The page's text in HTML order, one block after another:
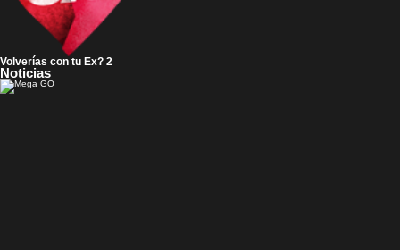
Volverías con tu Ex? 2
Noticias